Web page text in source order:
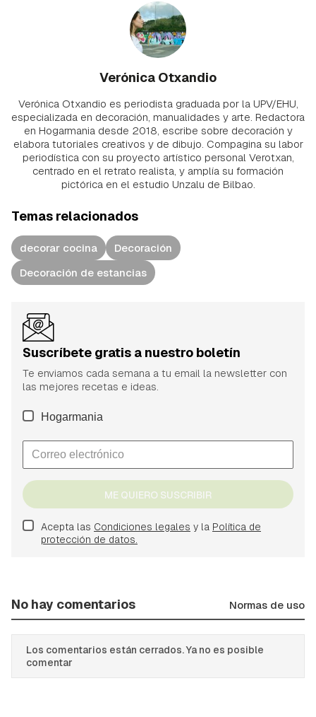
Verónica Otxandio
Verónica Otxandio es periodista graduada por la UPV/EHU,
especializada en decoración, manualidades y arte. Redactora
en Hogarmania desde 2018, escribe sobre decoración y
elabora tutoriales creativos y de dibujo. Compagina su labor
periodística con su proyecto artístico personal Verotxan,
centrado en el retrato realista, y amplía su formación
pictórica en el estudio Unzalu de Bilbao.
Temas relacionados
decorar cocina
Decoración
Decoración de estancias
Suscríbete gratis a nuestro boletín
Te enviamos cada semana a tu email la newsletter con
las mejores recetas e ideas.
Hogarmania
ME QUIERO SUSCRIBIR
Acepta las Condiciones legales y la Política de
protección de datos.
No hay comentarios Normas de uso
Los comentarios están cerrados. Ya no es posible
comentar